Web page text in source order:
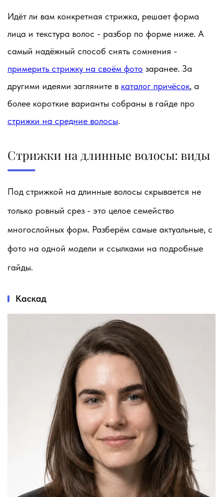
Идёт ли вам конкретная стрижка, решает форма
лица и текстура волос - разбор по форме ниже. А
самый надёжный способ снять сомнения -
примерить стрижку на своём фото заранее. За
другими идеями загляните в каталог причёсок, а
более короткие варианты собраны в гайде про
стрижки на средние волосы.
Стрижки на длинные волосы: виды
Под стрижкой на длинные волосы скрывается не
только ровный срез - это целое семейство
многослойных форм. Разберём самые актуальные, с
фото на одной модели и ссылками на подробные
гайды.
Каскад